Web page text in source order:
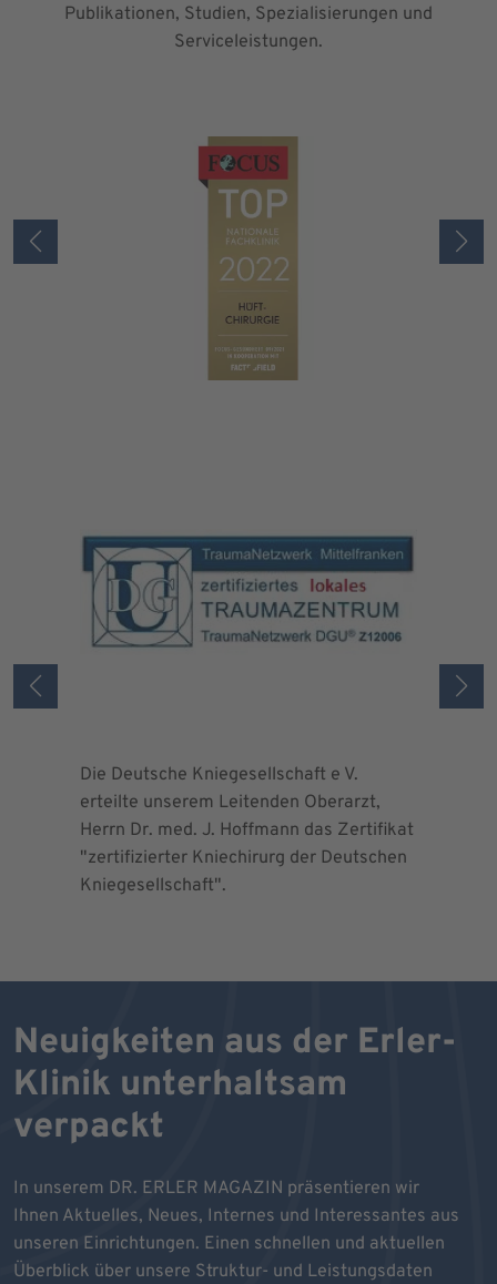
Publikationen, Studien, Spezialisierungen und
Serviceleistungen.
Die Deutsche Kniegesellschaft e V.
erteilte unserem Leitenden Oberarzt,
Herrn Dr. med. J. Hoffmann das Zertifikat
"zertifizierter Kniechirurg der Deutschen
Kniegesellschaft".
Neuigkeiten aus der Erler-
Klinik unterhaltsam
verpackt
In unserem DR. ERLER MAGAZIN präsentieren wir
Ihnen Aktuelles, Neues, Internes und Interessantes aus
unseren Einrichtungen. Einen schnellen und aktuellen
Überblick über unsere Struktur- und Leistungsdaten